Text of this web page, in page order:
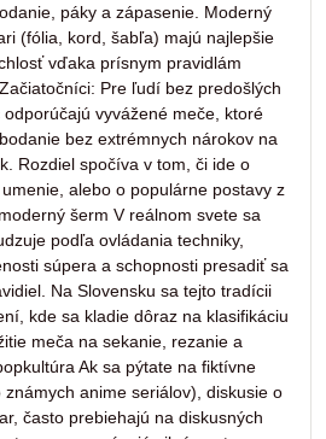
páky a zápasenie. Moderný
(fólia, kord, šabľa) majú najlepšie
vďaka prísnym pravidlám
Pre ľudí bez predošlých
vyvážené meče, ktoré
bez extrémnych nárokov na
Rozdiel spočíva v tom, či ide o
alebo o populárne postavy z
šerm V reálnom svete sa
podľa ovládania techniky,
súpera a schopnosti presadiť sa
Na Slovensku sa tejto tradícii
kde sa kladie dôraz na klasifikáciu
meča na sekanie, rezanie a
Ak sa pýtate na fiktívne
anime seriálov), diskusie o
často prebiehajú na diskusných